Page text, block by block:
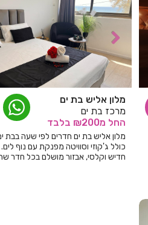
מלון אליש בת ים
מרכז בת ים
החל מ₪200 בלבד
מלון אליש בת ים חדרים לפי שעה בבת
כולל ג'קוזי וסוויטה מפנקת עם נוף לים.
חדיש וקלסי, אבזור מושלם בכל חדר